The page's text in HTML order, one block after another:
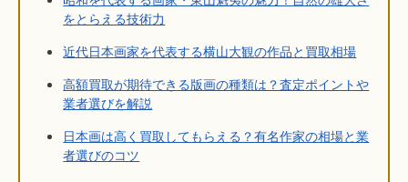
をとらえる技術力
近代日本画家を代表する横山大観の作品と買取相場
高額買取が期待できる版画の種類は？査定ポイントや
業者選びを解説
日本画は高く買取してもらえる？有名作家の相場と業
者選びのコツ